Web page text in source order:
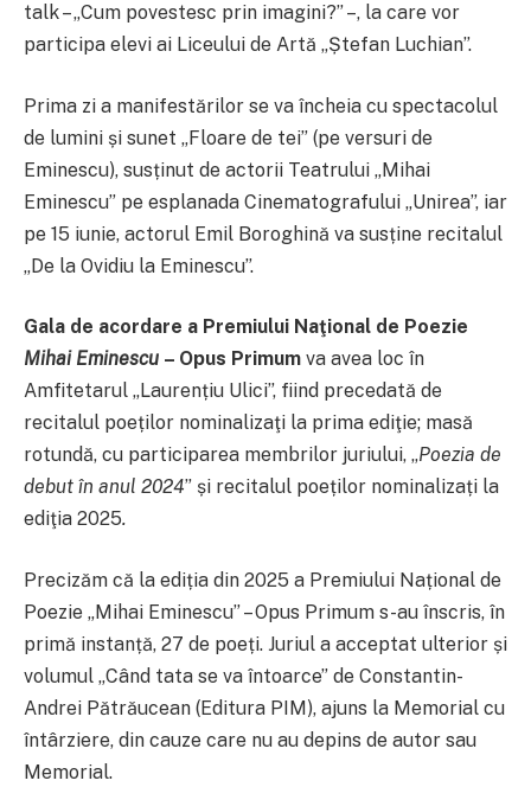
talk – „Cum povestesc prin imagini?” –, la care vor
participa elevi ai Liceului de Artă „Ștefan Luchian”.
Prima zi a manifestărilor se va încheia cu spectacolul
de lumini și sunet „Floare de tei” (pe versuri de
Eminescu), susținut de actorii Teatrului „Mihai
Eminescu” pe esplanada Cinematografului „Unirea”, iar
pe 15 iunie, actorul Emil Boroghină va susține recitalul
„De la Ovidiu la Eminescu”.
Gala de acordare a Premiului Naţional de Poezie
Mihai Eminescu – Opus Primum va avea loc în
Amfitetarul „Laurențiu Ulici”, fiind precedată de
recitalul poeților nominalizaţi la prima ediţie; masă
rotundă, cu participarea membrilor juriului, „Poezia de
debut în anul 2024” și recitalul poeților nominalizați la
ediţia 2025.
Precizăm că la ediția din 2025 a Premiului Național de
Poezie „Mihai Eminescu” – Opus Primum s-au înscris, în
primă instanță, 27 de poeți. Juriul a acceptat ulterior și
volumul „Când tata se va întoarce” de Constantin-
Andrei Pătrăucean (Editura PIM), ajuns la Memorial cu
întârziere, din cauze care nu au depins de autor sau
Memorial.